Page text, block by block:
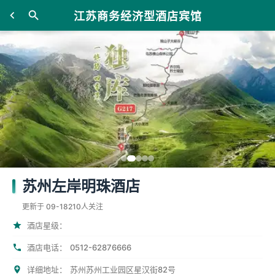
江苏商务经济型酒店宾馆
苏州左岸明珠酒店
更新于 09-18210人关注
酒店星级：
酒店电话： 0512-62876666
详细地址： 苏州苏州工业园区星汉街82号